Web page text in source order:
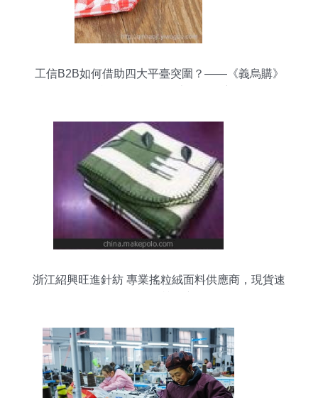
工信B2B如何借助四大平臺突圍？——《義烏購》
浙江紹興旺進針紡 專業搖粒絨面料供應商，現貨速